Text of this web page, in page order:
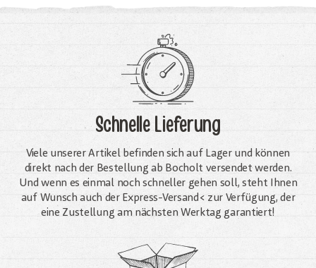
Schnelle Lieferung
Viele unserer Artikel befinden sich auf Lager und können
direkt nach der Bestellung ab Bocholt versendet werden.
Und wenn es einmal noch schneller gehen soll, steht Ihnen
auf Wunsch auch der Express-Versand< zur Verfügung, der
eine Zustellung am nächsten Werktag garantiert!